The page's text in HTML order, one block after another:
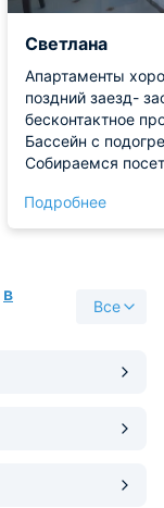
Светлана
Апартаменты
поздний заезд-
бесконтактное
Бассейн с
Собираемся
Подробнее
в
Все